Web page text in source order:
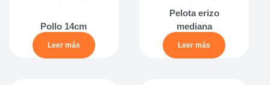
Pollo 14cm
Leer más
Pelota erizo
mediana
Leer más